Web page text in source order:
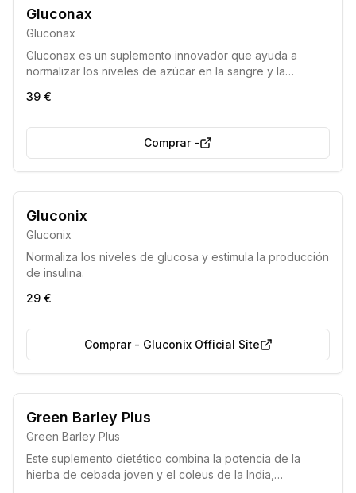
Gluconax
Gluconax
Gluconax es un suplemento innovador que ayuda a
normalizar los niveles de azúcar en la sangre y la
diabetes y la mejora del metabolismo.
39 €
Comprar-
Gluconix
Gluconix
Normaliza los niveles de glucosa y estimula la producción
de insulina.
29 €
Comprar- Gluconix Official Site
Green Barley Plus
Green Barley Plus
Este suplemento dietético combina la potencia de la
hierba de cebada joven y el coleus de la India,